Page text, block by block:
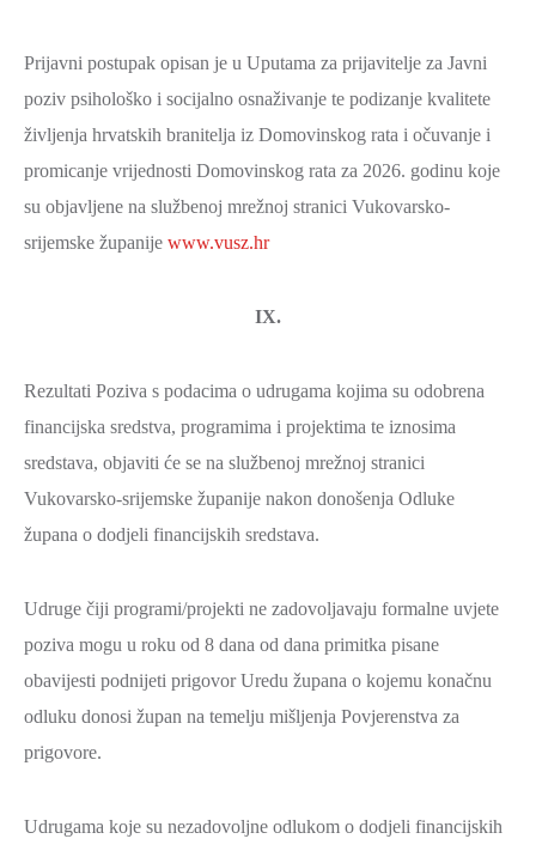
Prijavni postupak opisan je u Uputama za prijavitelje za Javni
poziv psihološko i socijalno osnaživanje te podizanje kvalitete
življenja hrvatskih branitelja iz Domovinskog rata i očuvanje i
promicanje vrijednosti Domovinskog rata za 2026. godinu koje
su objavljene na službenoj mrežnoj stranici Vukovarsko-
srijemske županije www.vusz.hr
IX.
Rezultati Poziva s podacima o udrugama kojima su odobrena
financijska sredstva, programima i projektima te iznosima
sredstava, objaviti će se na službenoj mrežnoj stranici
Vukovarsko-srijemske županije nakon donošenja Odluke
župana o dodjeli financijskih sredstava.
Udruge čiji programi/projekti ne zadovoljavaju formalne uvjete
poziva mogu u roku od 8 dana od dana primitka pisane
obavijesti podnijeti prigovor Uredu župana o kojemu konačnu
odluku donosi župan na temelju mišljenja Povjerenstva za
prigovore.
Udrugama koje su nezadovoljne odlukom o dodjeli financijskih